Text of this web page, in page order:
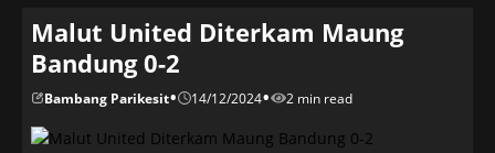
Malut United Diterkam Maung
Bandung 0-2
Bambang Parikesit• 14/12/2024• 2 min read